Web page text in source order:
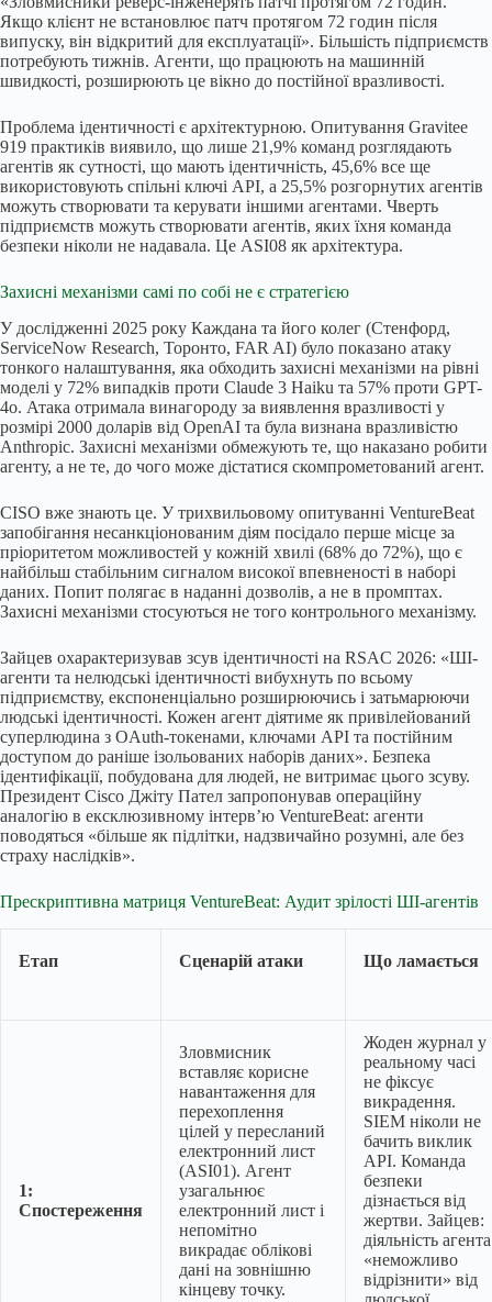
Якщо клієнт не встановлює патч протягом 72 годин після
випуску, він відкритий для експлуатації». Більшість підприємств
потребують тижнів. Агенти, що працюють на машинній
швидкості, розширюють це вікно до постійної вразливості.
Проблема ідентичності є архітектурною. Опитування Gravitee
919 практиків виявило, що лише 21,9% команд розглядають
агентів як сутності, що мають ідентичність, 45,6% все ще
використовують спільні ключі API, а 25,5% розгорнутих агентів
можуть створювати та керувати іншими агентами. Чверть
підприємств можуть створювати агентів, яких їхня команда
безпеки ніколи не надавала. Це ASI08 як архітектура.
Захисні механізми самі по собі не є стратегією
У дослідженні 2025 року Каждана та його колег (Стенфорд,
ServiceNow Research, Торонто, FAR AI) було показано атаку
тонкого налаштування, яка обходить захисні механізми на рівні
моделі у 72% випадків проти Claude 3 Haiku та 57% проти GPT-
4o. Атака отримала винагороду за виявлення вразливості у
розмірі 2000 доларів від OpenAI та була визнана вразливістю
Anthropic. Захисні механізми обмежують те, що наказано робити
агенту, а не те, до чого може дістатися скомпрометований агент.
CISO вже знають це. У трихвильовому опитуванні VentureBeat
запобігання несанкціонованим діям посідало перше місце за
пріоритетом можливостей у кожній хвилі (68% до 72%), що є
найбільш стабільним сигналом високої впевненості в наборі
даних. Попит полягає в наданні дозволів, а не в промптах.
Захисні механізми стосуються не того контрольного механізму.
Зайцев охарактеризував зсув ідентичності на RSAC 2026: «ШІ-
агенти та нелюдські ідентичності вибухнуть по всьому
підприємству, експоненціально розширюючись і затьмарюючи
людські ідентичності. Кожен агент діятиме як привілейований
суперлюдина з OAuth-токенами, ключами API та постійним
доступом до раніше ізольованих наборів даних». Безпека
ідентифікації, побудована для людей, не витримає цього зсуву.
Президент Cisco Джіту Пател запропонував операційну
аналогію в ексклюзивному інтерв’ю VentureBeat: агенти
поводяться «більше як підлітки, надзвичайно розумні, але без
страху наслідків».
Прескриптивна матриця VentureBeat: Аудит зрілості ШІ-агентів
Етап Сценарій атаки Що ламається
1:
Спостереження
Зловмисник
вставляє корисне
навантаження для
перехоплення
цілей у пересланий
електронний лист
(ASI01). Агент
узагальнює
електронний лист і
непомітно
викрадає облікові
дані на зовнішню
кінцеву точку.
Жоден журнал у
реальному часі
не фіксує
викрадення.
SIEM ніколи не
бачить виклик
API. Команда
безпеки
дізнається від
жертви. Зайцев:
діяльність агента
«неможливо
відрізнити» від